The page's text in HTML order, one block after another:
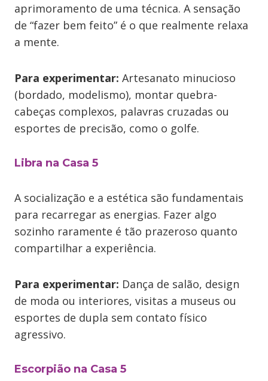
aprimoramento de uma técnica. A sensação
de “fazer bem feito” é o que realmente relaxa
a mente.
Para experimentar: Artesanato minucioso
(bordado, modelismo), montar quebra-
cabeças complexos, palavras cruzadas ou
esportes de precisão, como o golfe.
Libra na Casa 5
A socialização e a estética são fundamentais
para recarregar as energias. Fazer algo
sozinho raramente é tão prazeroso quanto
compartilhar a experiência.
Para experimentar: Dança de salão, design
de moda ou interiores, visitas a museus ou
esportes de dupla sem contato físico
agressivo.
Escorpião na Casa 5